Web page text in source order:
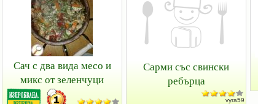
Сач с два вида месо и
микс от зеленчуци
Сарми със свински
ребърца
vyra59